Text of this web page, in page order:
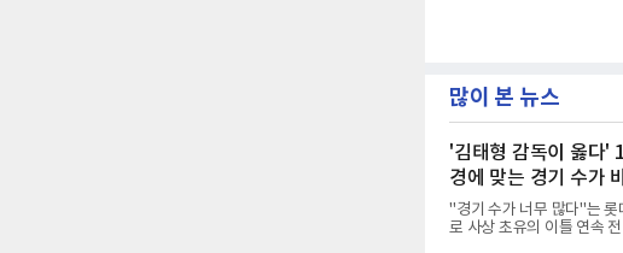
많이 본 뉴스
'김태형 감독이 옳다'
경에 맞는 경기 수가
"경기 수가 너무 많다"는 롯
로 사상 초유의 이틀 연속